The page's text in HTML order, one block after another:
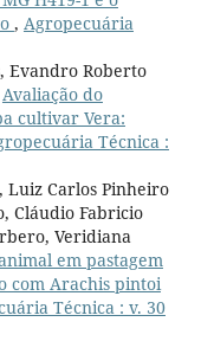
, Agropecuária
Evandro Roberto
Avaliação do
cultivar Vera:
Técnica :
Luiz Carlos Pinheiro
Cláudio Fabricio
Veridiana
em pastagem
com Arachis pintoi
Técnica : v. 30